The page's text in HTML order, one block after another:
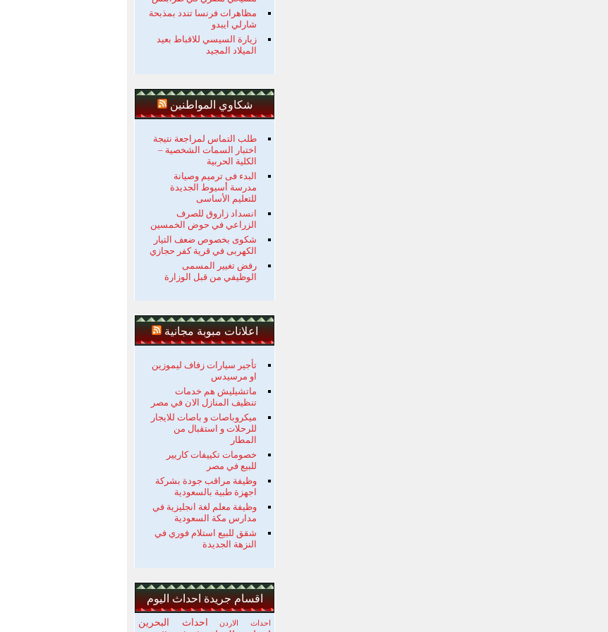
مظاهرات فرنسا تندد بمذبحة
شارلي ايبدو
زيارة السيسي للاقباط بعيد
الميلاد المجيد
شكاوي المواطنين
طلب التماس لمراجعة نتيجة
اختبار السمات الشخصية –
الكلية الحربية
البدء فى ترميم وصيانة
مدرسة أسيوط الجديدة
للتعليم الأساسى
انسداد زاروق للصرف
الزراعي في حوض الخمسين
شكوى بخصوص ضعف التيار
الكهربى في قرية كفر حجازي
رفض تغيير المسمى
الوظيفي من قبل الوزارة
اعلانات مبوبة مجانية
تأجير سيارات زفاف ليموزين
او مرسيدس
ماتشيليش هم خدمات
تنظيف المنازل الان في مصر
ميكروباصات و باصات للايجار
للرحلات و استقبال من
المطار
خصومات تكييفات كاريير
للبيع في مصر
وظيفة مراقب جودة بشركة
اجهزة طبية بالسعودية
وظيفة معلم لغة انجليزية في
مدارس مكة السعودية
شقق للبيع استلام فوري في
النزهة الجديدة
اقسام جريدة احداث اليوم
احداث الاردن احداث البحرين